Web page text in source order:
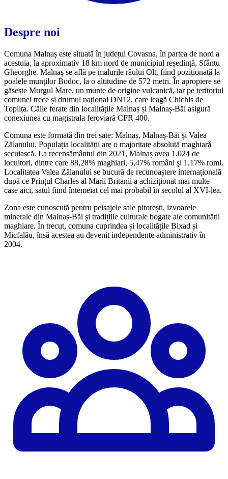
Despre noi
Comuna Malnaș este situată în județul Covasna, în partea de nord a
acestuia, la aproximativ 18 km nord de municipiul reședință, Sfântu
Gheorghe. Malnaș se află pe malurile râului Olt, fiind poziționată la
poalele munților Bodoc, la o altitudine de 572 metri. În apropiere se
găsește Murgul Mare, un munte de origine vulcanică, iar pe teritoriul
comunei trece și drumul național DN12, care leagă Chichiș de
Toplița. Căile ferate din localitățile Malnaș și Malnaș-Băi asigură
conexiunea cu magistrala feroviară CFR 400.
Comuna este formată din trei sate: Malnaș, Malnaș-Băi și Valea
Zălanului. Populația localității are o majoritate absolută maghiară
secuiască. La recensământul din 2021, Malnaș avea 1.024 de
locuitori, dintre care 88,28% maghiari, 5,47% români şi 1,17% romi.
Localitatea Valea Zălanului se bucură de recunoaștere internațională
după ce Prințul Charles al Marii Britanii a achiziționat mai multe
case aici, satul fiind întemeiat cel mai probabil în secolul al XVI-lea.
Zona este cunoscută pentru peisajele sale pitorești, izvoarele
minerale din Malnaș-Băi și tradițiile culturale bogate ale comunității
maghiare. În trecut, comuna cuprindea și localitățile Bixad și
Micfalău, însă acestea au devenit independente administrativ în
2004.